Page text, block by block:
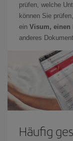
prüfen, welche
können Sie
ein Visum, einen
anderes
Häufig